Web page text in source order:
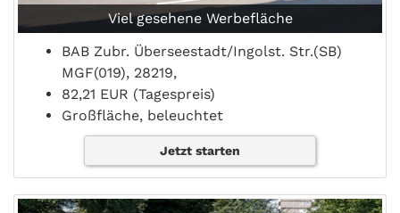
Viel gesehene Werbefläche
BAB Zubr. Überseestadt/Ingolst. Str.(SB)
MGF(019), 28219,
82,21 EUR (Tagespreis)
Großfläche, beleuchtet
Jetzt starten